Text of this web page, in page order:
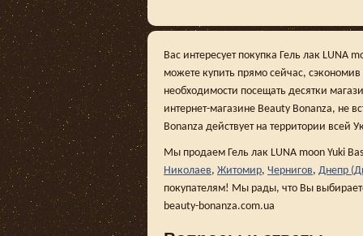
Вас интересует покупка Гель лак LUNA
можете купить прямо сейчас,
необходимости посещать десятки
интернет-магазине Beauty Bonanza, не
Bonanza действует на территории всей
Мы продаем Гель лак LUNA moon Yuki
Николаев, Житомир, Чернигов, Днепр
покупателям! Мы рады, что Вы
beauty-bonanza.com.ua